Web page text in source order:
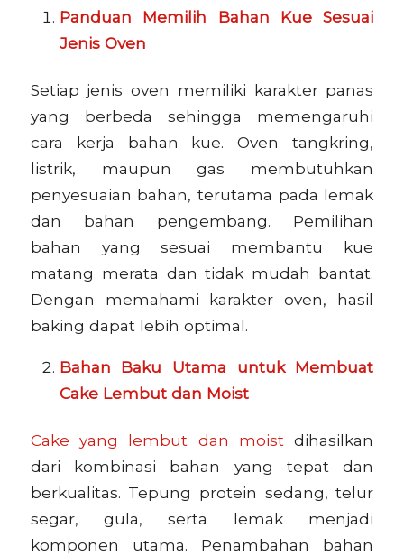
Panduan Memilih Bahan Kue Sesuai
Jenis Oven
Setiap jenis oven memiliki karakter panas
yang berbeda sehingga memengaruhi
cara kerja bahan kue. Oven tangkring,
listrik, maupun gas membutuhkan
penyesuaian bahan, terutama pada lemak
dan bahan pengembang. Pemilihan
bahan yang sesuai membantu kue
matang merata dan tidak mudah bantat.
Dengan memahami karakter oven, hasil
baking dapat lebih optimal.
Bahan Baku Utama untuk Membuat
Cake Lembut dan Moist
Cake yang lembut dan moist dihasilkan
dari kombinasi bahan yang tepat dan
berkualitas. Tepung protein sedang, telur
segar, gula, serta lemak menjadi
komponen utama. Penambahan bahan